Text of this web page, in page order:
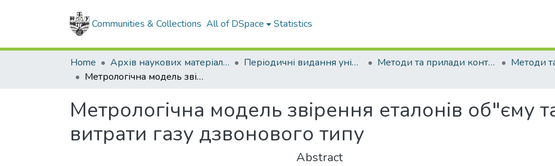
Communities & Collections All of DSpace Statistics
Home Архів наукових матеріалів Періодичні видання університету Методи та прилади контролю якості
Метрологічна модель звірення еталонів об"єму та об"ємної витрати газу дзвонового типу
Метрологічна модель звірення еталонів об"єму
витрати газу дзвонового типу
Abstract